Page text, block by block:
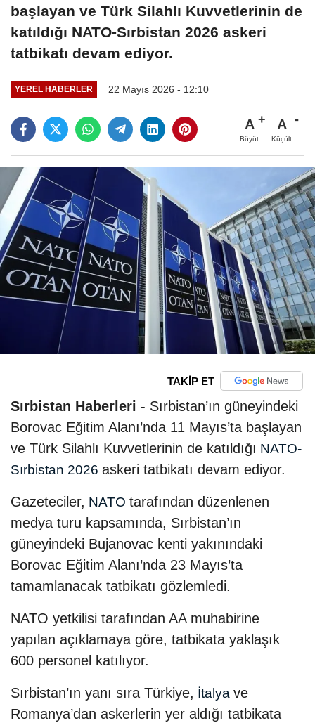
başlayan ve Türk Silahlı Kuvvetlerinin de
katıldığı NATO-Sırbistan 2026 askeri
tatbikatı devam ediyor.
YEREL HABERLER 22 Mayıs 2026 - 12:10
A
Büyüt
A
Küçült
TAKİP ET
Sırbistan Haberleri - Sırbistan’ın güneyindeki
Borovac Eğitim Alanı’nda 11 Mayıs’ta başlayan
ve Türk Silahlı Kuvvetlerinin de katıldığı NATO-
Sırbistan 2026 askeri tatbikatı devam ediyor.
Gazeteciler, NATO tarafından düzenlenen
medya turu kapsamında, Sırbistan’ın
güneyindeki Bujanovac kenti yakınındaki
Borovac Eğitim Alanı’nda 23 Mayıs’ta
tamamlanacak tatbikatı gözlemledi.
NATO yetkilisi tarafından AA muhabirine
yapılan açıklamaya göre, tatbikata yaklaşık
600 personel katılıyor.
Sırbistan’ın yanı sıra Türkiye, İtalya ve
Romanya’dan askerlerin yer aldığı tatbikata